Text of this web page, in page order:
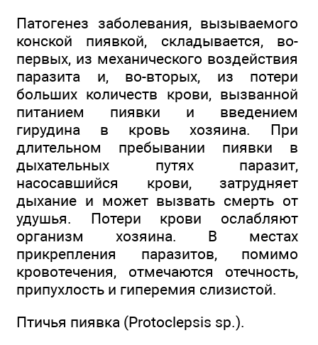
Патогенез заболевания, вызываемого
конской пиявкой, складывается, во-
первых, из механического воздействия
паразита и, во-вторых, из потери
больших количеств крови, вызванной
питанием пиявки и введением
гирудина в кровь хозяина. При
длительном пребывании пиявки в
дыхательных путях паразит,
насосавшийся крови, затрудняет
дыхание и может вызвать смерть от
удушья. Потери крови ослабляют
организм хозяина. В местах
прикрепления паразитов, помимо
кровотечения, отмечаются отечность,
припухлость и гиперемия слизистой.
Птичья пиявка (Protoclepsis sp.).